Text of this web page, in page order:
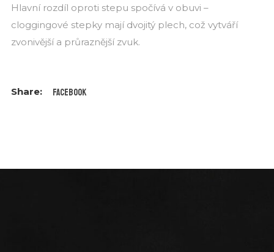
Hlavní rozdíl oproti stepu spočívá v obuvi –
cloggingové stepky mají dvojitý plech, což vytváří
zvonivější a průraznější zvuk.
Facebook